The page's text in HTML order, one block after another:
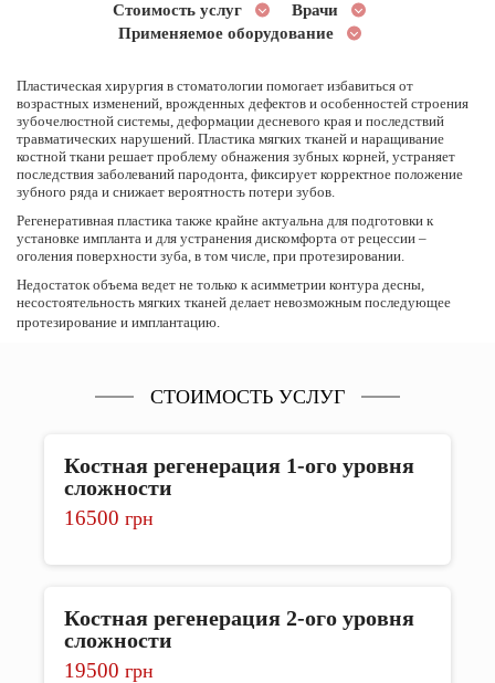
Стоимость услуг
Врачи
Применяемое оборудование
Пластическая хирургия в стоматологии помогает избавиться от
возрастных изменений, врожденных дефектов и особенностей строения
зубочелюстной системы, деформации десневого края и последствий
травматических нарушений. Пластика мягких тканей и наращивание
костной ткани решает проблему обнажения зубных корней, устраняет
последствия заболеваний пародонта, фиксирует корректное положение
зубного ряда и снижает вероятность потери зубов.
Регенеративная пластика также крайне актуальна для подготовки к
установке импланта и для устранения дискомфорта от рецессии –
оголения поверхности зуба, в том числе, при протезировании.
Недостаток объема ведет не только к асимметрии контура десны,
несостоятельность мягких тканей делает невозможным последующее
протезирование и имплантацию.
СТОИМОСТЬ УСЛУГ
Костная регенерация 1-ого уровня
сложности
16500 грн
Костная регенерация 2-ого уровня
сложности
19500 грн